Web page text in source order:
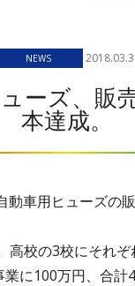
NEWS
ーズ、販
本達成。
動車用ヒューズの
高校の3校にそれぞ
に100万円、合計